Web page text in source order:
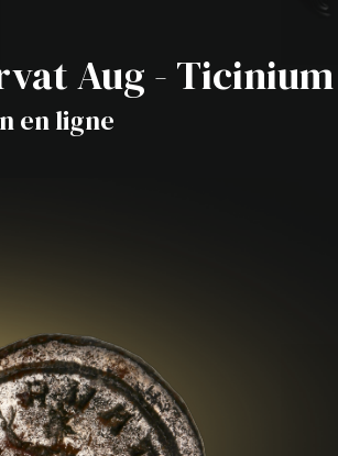
Aug - Ticinium
en ligne